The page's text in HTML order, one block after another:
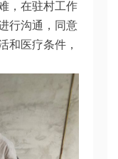
，在驻村工作
行沟通，同意
和医疗条件，